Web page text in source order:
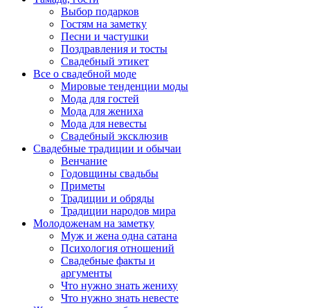
Выбор подарков
Гостям на заметку
Песни и частушки
Поздравления и тосты
Свадебный этикет
Все о свадебной моде
Мировые тенденции моды
Мода для гостей
Мода для жениха
Мода для невесты
Свадебный эксклюзив
Свадебные традиции и обычаи
Венчание
Годовщины свадьбы
Приметы
Традиции и обряды
Традиции народов мира
Молодоженам на заметку
Муж и жена одна сатана
Психология отношений
Свадебные факты и
аргументы
Что нужно знать жениху
Что нужно знать невесте